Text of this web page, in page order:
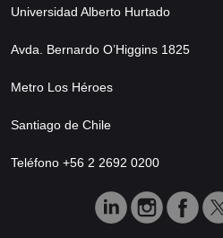
Universidad Alberto Hurtado
Avda. Bernardo O’Higgins 1825
Metro Los Héroes
Santiago de Chile
Teléfono +56 2 2692 0200